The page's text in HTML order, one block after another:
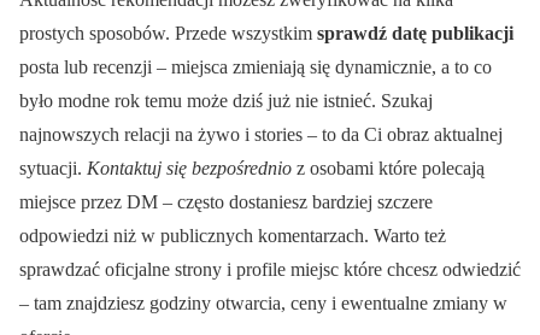
prostych sposobów. Przede wszystkim sprawdź datę publikacji
posta lub recenzji – miejsca zmieniają się dynamicznie, a to co
było modne rok temu może dziś już nie istnieć. Szukaj
najnowszych relacji na żywo i stories – to da Ci obraz aktualnej
sytuacji. Kontaktuj się bezpośrednio z osobami które polecają
miejsce przez DM – często dostaniesz bardziej szczere
odpowiedzi niż w publicznych komentarzach. Warto też
sprawdzać oficjalne strony i profile miejsc które chcesz odwiedzić
– tam znajdziesz godziny otwarcia, ceny i ewentualne zmiany w